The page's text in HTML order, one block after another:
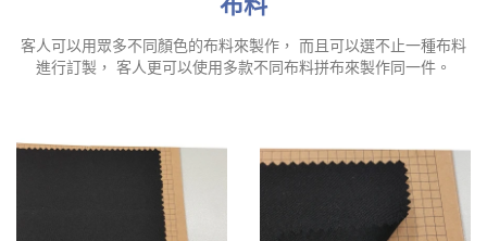
客人可以用眾多不同顏色的布料來製作， 而且可以選不止一種布料
進行訂製， 客人更可以使用多款不同布料拼布來製作同一件。